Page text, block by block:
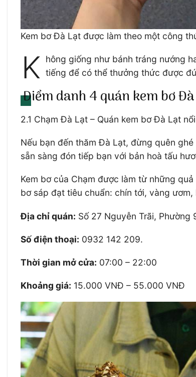
Kem bơ Đà Lạt được làm theo một công
K hông giống như bánh tráng nướng
tiếng để có thể thưởng thức được
Điểm danh 4 quán kem bơ
2.1 Chạm Đà Lạt – Quán kem bơ Đà Lạt
Nếu bạn đến thăm Đà Lạt, đừng quên
sẵn sàng đón tiếp bạn với bản hoà tấu
Kem bơ của Chạm được làm từ những
bơ sáp đạt tiêu chuẩn: chín tới, vàng
Địa chỉ quán: Số 27 Nguyễn Trãi, Phường
Số điện thoại: 0932 142 209.
Thời gian mở cửa: 07:00 – 22:00
Khoảng giá: 15.000 VNĐ – 55.000 VNĐ